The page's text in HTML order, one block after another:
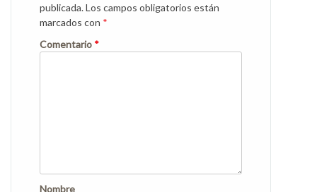
publicada.Los campos obligatorios están
marcados con *
Comentario *
Nombre